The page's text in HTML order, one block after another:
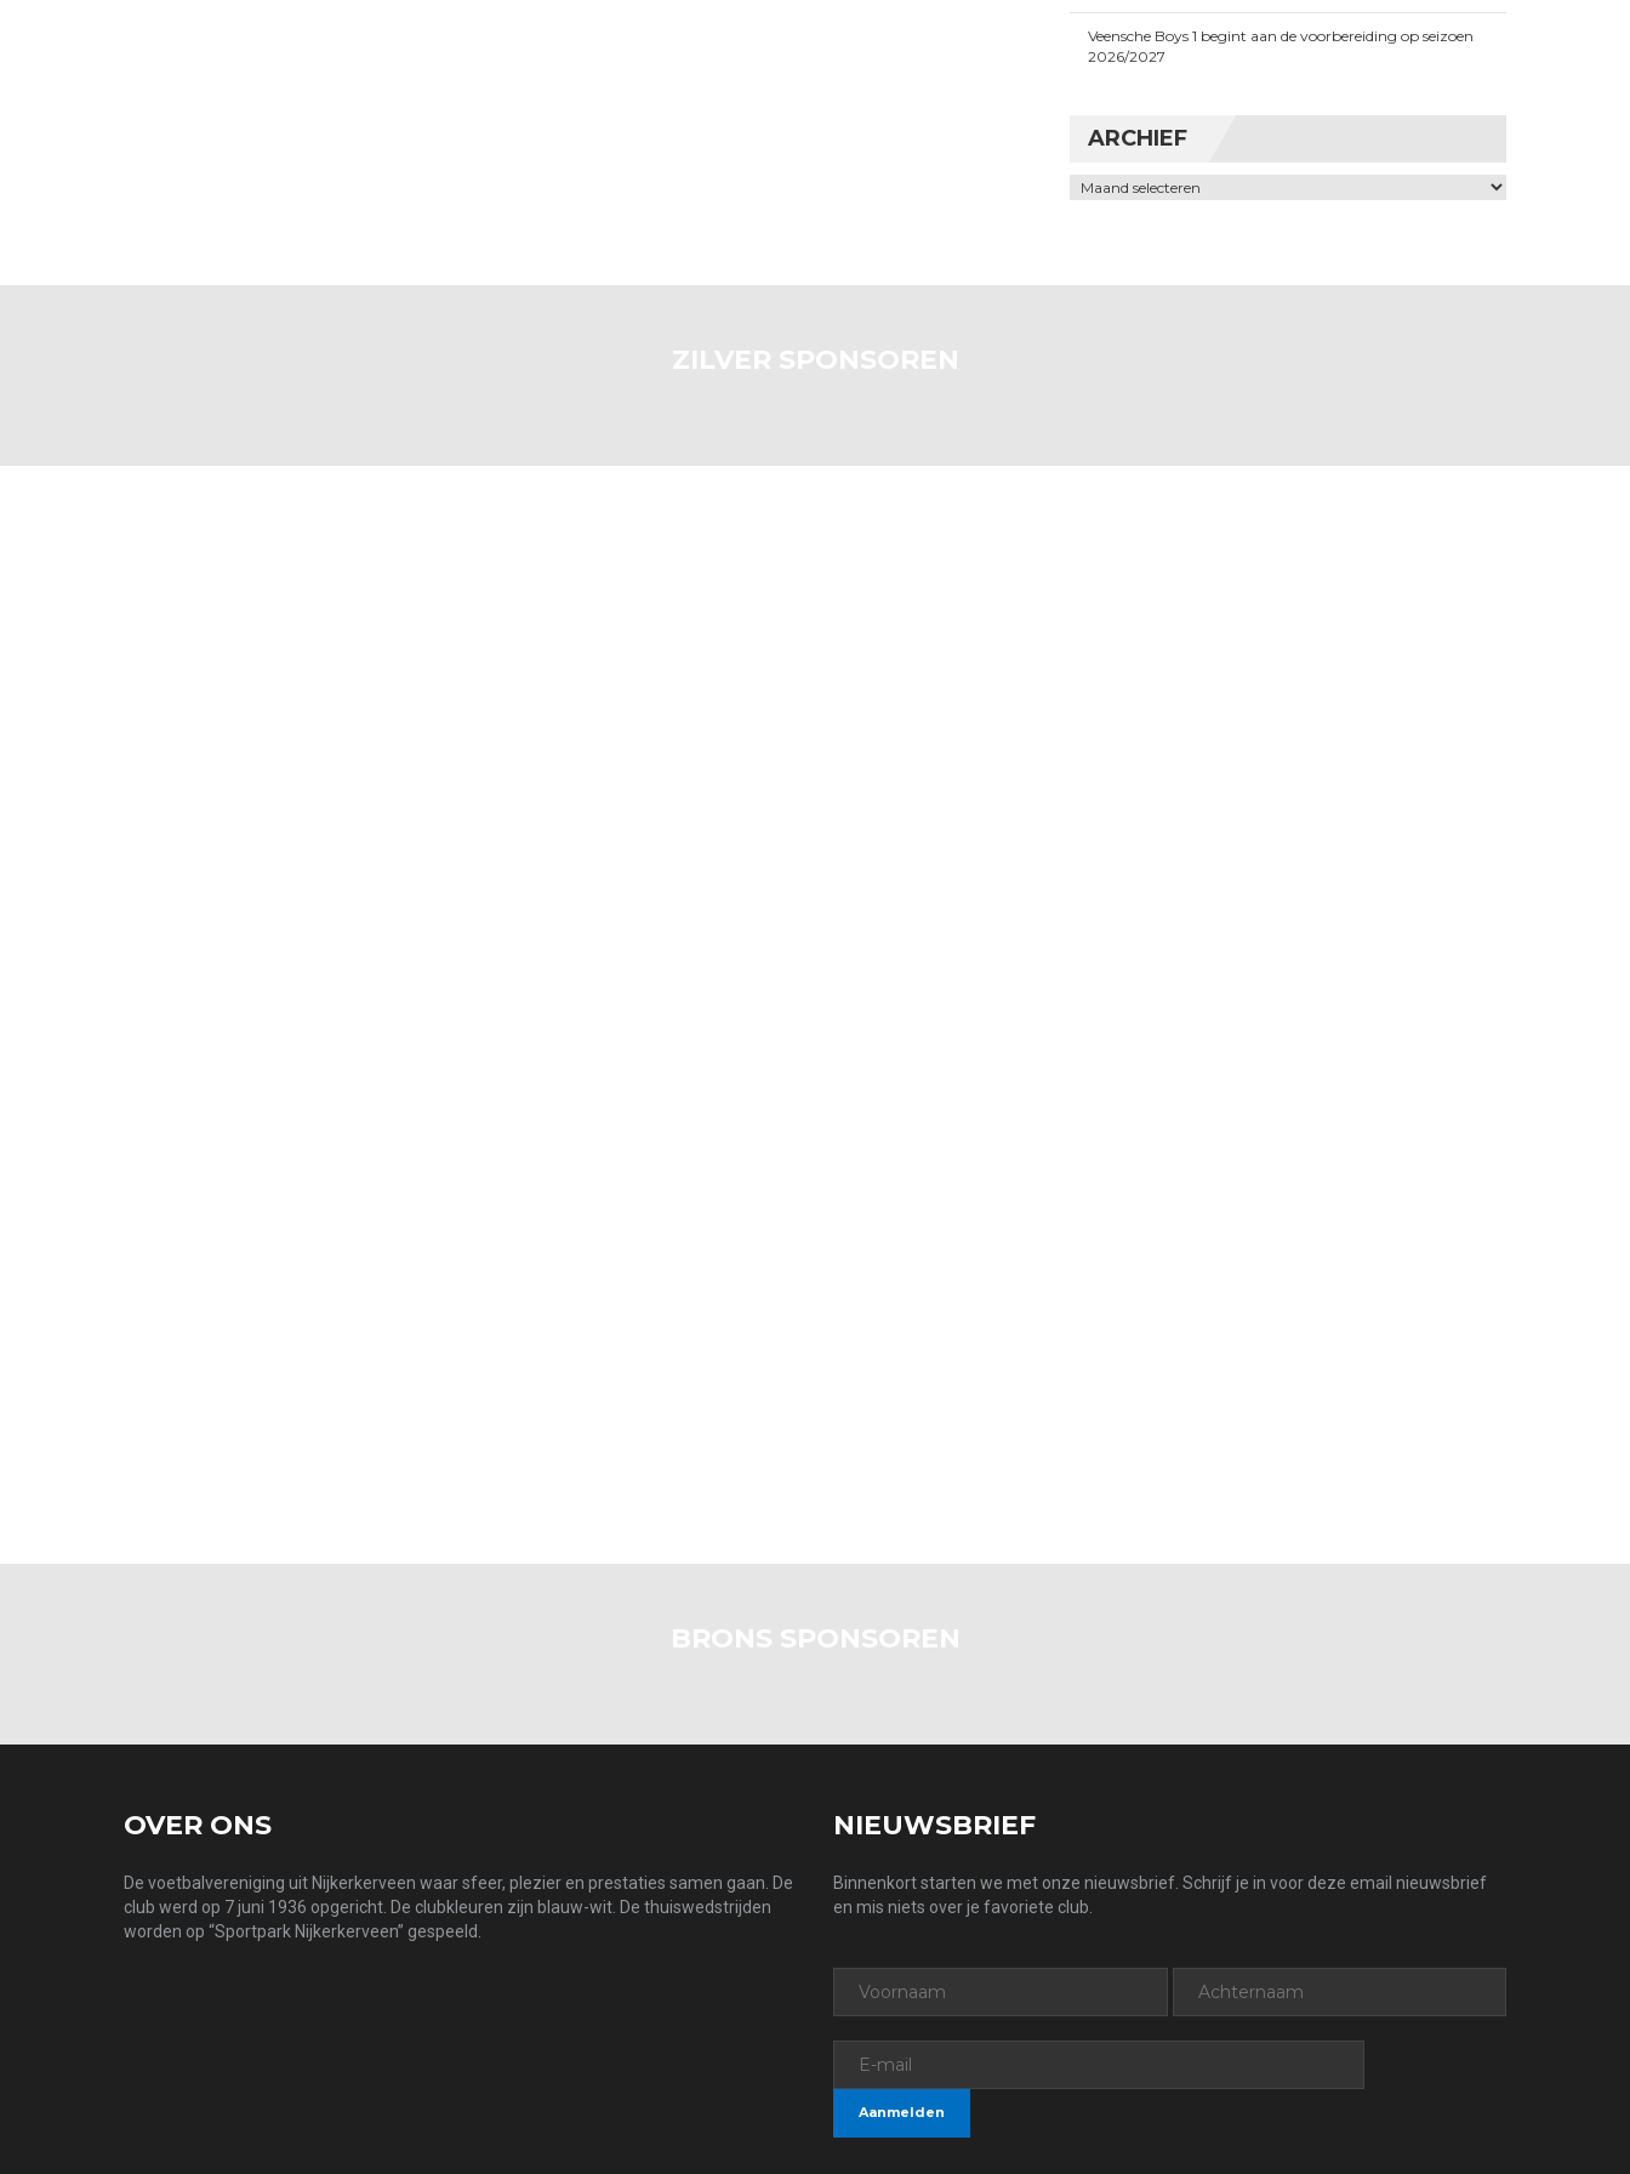
Veensche Boys 1 begint aan de voorbereiding op seizoen
2026/2027
ARCHIEF
Archief
ZILVER SPONSOREN
BRONS SPONSOREN
OVER ONS
De voetbalvereniging uit Nijkerkerveen waar sfeer, plezier en prestaties samen gaan. De
club werd op 7 juni 1936 opgericht. De clubkleuren zijn blauw-wit. De thuiswedstrijden
worden op “Sportpark Nijkerkerveen” gespeeld.
NIEUWSBRIEF
Binnenkort starten we met onze nieuwsbrief. Schrijf je in voor deze email nieuwsbrief
en mis niets over je favoriete club.